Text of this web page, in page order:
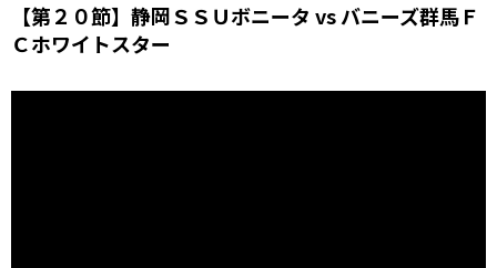
【第２０節】静岡ＳＳＵボニータ vs バニーズ群馬Ｆ
Ｃホワイトスター